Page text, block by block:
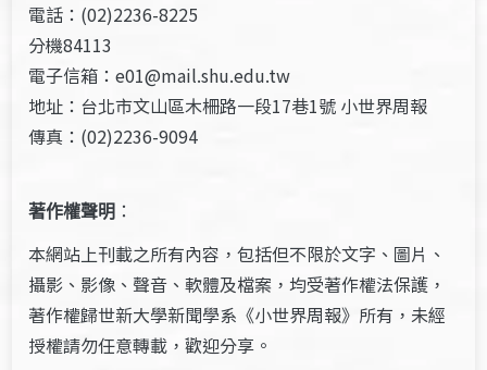
電話：(02)2236-8225
分機84113
電子信箱：e01@mail.shu.edu.tw
地址：台北市文山區木柵路一段17巷1號 小世界周報
傳真：(02)2236-9094
著作權聲明 ：
本網站上刊載之所有內容，包括但不限於文字、圖片、
攝影、影像、聲音、軟體及檔案，均受著作權法保護，
著作權歸世新大學新聞學系《小世界周報》所有，未經
授權請勿任意轉載，歡迎分享。